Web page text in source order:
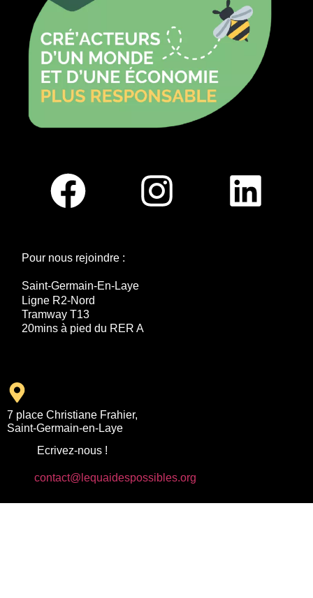
Pour nous rejoindre :
Saint-Germain-En-Laye
Ligne R2-Nord
Tramway T13
20mins à pied du RER A
7 place Christiane Frahier,
Saint-Germain-en-Laye
Ecrivez-nous !
contact@lequaidespossibles.org